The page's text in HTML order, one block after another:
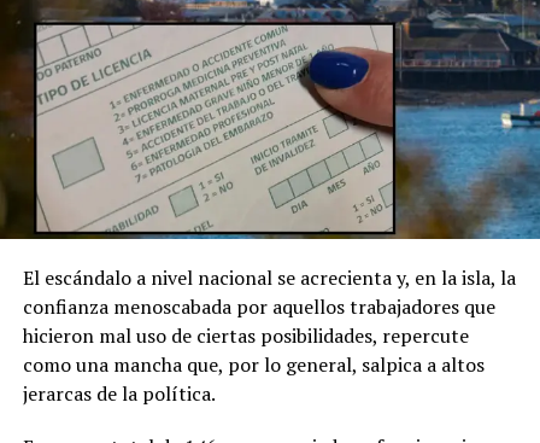
El escándalo a nivel nacional se acrecienta y, en la isla, la
confianza menoscabada por aquellos trabajadores que
hicieron mal uso de ciertas posibilidades, repercute
como una mancha que, por lo general, salpica a altos
jerarcas de la política.